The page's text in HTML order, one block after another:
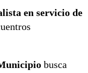
en servicio de
busca